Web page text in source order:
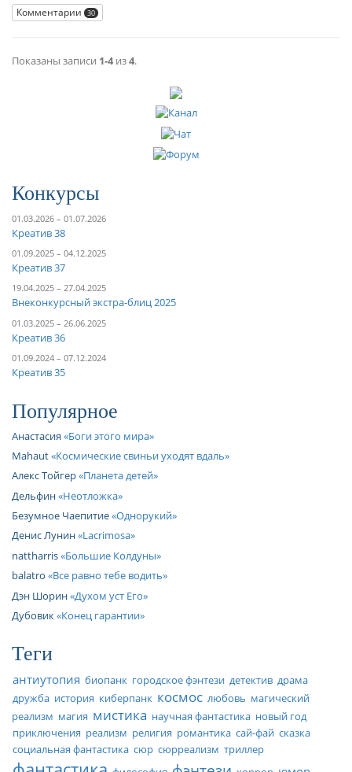
Комментарии 30
Показаны записи 1-4из4.
Конкурсы
01.03.2026 – 01.07.2026
Креатив 38
01.09.2025 – 04.12.2025
Креатив 37
19.04.2025 – 27.04.2025
Внеконкурсный экстра-блиц 2025
01.03.2025 – 26.06.2025
Креатив 36
01.09.2024 – 07.12.2024
Креатив 35
Популярное
Анастасия
Боги этого мира
Mahaut Космические свиньи уходят вдаль
Алекс Тойгер Планета детей
Дельфин Неотложка
Безумное Чаепитие Однорукий
Денис Лунин Lacrimosa
nattharris Большие Колдуны
balatro
Все равно тебе водить
Дэн Шорин Духом уст Его
Дубовик Конец гарантии
Теги
антиутопия биопанк городское фэнтези детектив драма
дружба история киберпанк космос любовь магический
реализм магия мистика научная фантастика новый год
приключения реализм религия романтика сай-фай сказка
социальная фантастика сюр сюрреализм триллер